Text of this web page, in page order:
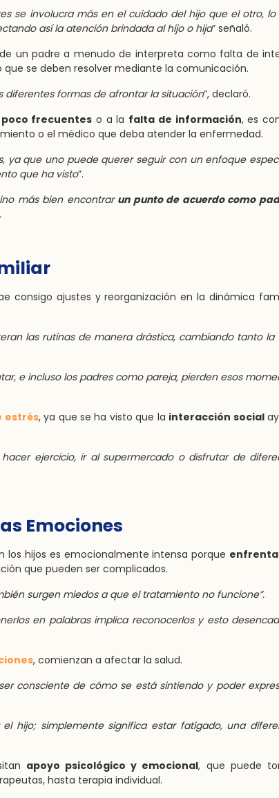
se involucra más en el cuidado del hijo que el otro, lo
así la atención brindada al hijo o hija” señaló.
un padre a menudo de interpreta como falta de
se deben resolver mediante la comunicación.
diferentes formas de afrontar la situación”, declaró.
frecuentes o a la falta de información, es
o el médico que deba atender la enfermedad.
ya que uno puede querer seguir con un enfoque
que ha visto”.
más bien encontrar un punto de acuerdo como
consigo ajustes y reorganización en la dinámica
las rutinas de manera drástica, cambiando tanto la
e incluso los padres como pareja, pierden esos
estrés, ya que se ha visto que la interacción social
ejercicio, ir al supermercado o disfrutar de
Emociones
hijos es emocionalmente intensa porque
que pueden ser complicados.
surgen miedos a que el tratamiento no funcione”.
en palabras implica reconocerlos y esto
, comienzan a afectar la salud.
consciente de cómo se está sintiendo y poder
hijo; simplemente significa estar fatigado, una
apoyo psicológico y emocional, que puede
hasta terapia individual.